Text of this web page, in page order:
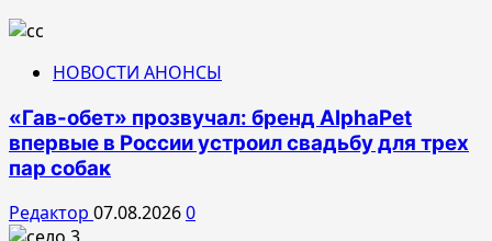
НОВОСТИ АНОНСЫ
«Гав-обет» прозвучал: бренд AlphaPet
впервые в России устроил свадьбу для трех
пар собак
Редактор 07.08.20260